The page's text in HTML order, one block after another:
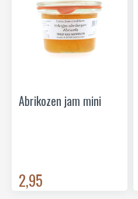
Abrikozen jam mini
2,95